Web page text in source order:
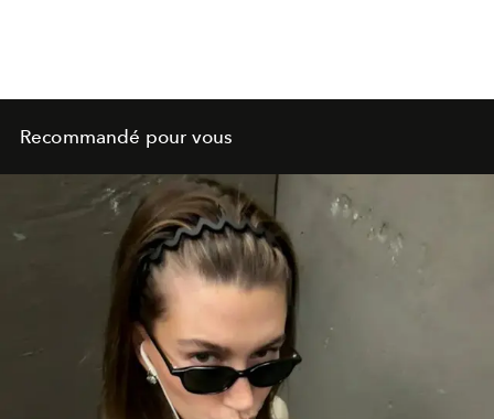
Recommandé pour vous